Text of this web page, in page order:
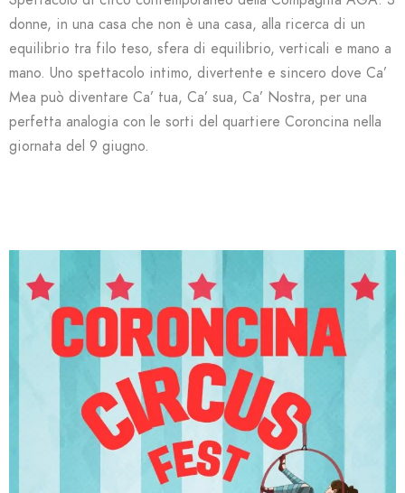
donne, in una casa che non è una casa, alla ricerca di un
equilibrio tra filo teso, sfera di equilibrio, verticali e mano a
mano. Uno spettacolo intimo, divertente e sincero dove Ca’
Mea può diventare Ca’ tua, Ca’ sua, Ca’ Nostra, per una
perfetta analogia con le sorti del quartiere Coroncina nella
giornata del 9 giugno.